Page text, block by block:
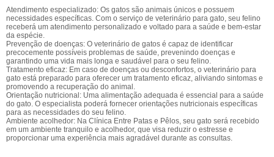
Atendimento especializado: Os gatos são animais únicos e possuem
necessidades específicas. Com o serviço de veterinário para gato, seu felino
receberá um atendimento personalizado e voltado para a saúde e bem-estar
da espécie.
Prevenção de doenças: O veterinário de gatos é capaz de identificar
precocemente possíveis problemas de saúde, prevenindo doenças e
garantindo uma vida mais longa e saudável para o seu felino.
Tratamento eficaz: Em caso de doenças ou desconfortos, o veterinário para
gato está preparado para oferecer um tratamento eficaz, aliviando sintomas e
promovendo a recuperação do animal.
Orientação nutricional: Uma alimentação adequada é essencial para a saúde
do gato. O especialista poderá fornecer orientações nutricionais específicas
para as necessidades do seu felino.
Ambiente acolhedor: Na Clínica Entre Patas e Pêlos, seu gato será recebido
em um ambiente tranquilo e acolhedor, que visa reduzir o estresse e
proporcionar uma experiência mais agradável durante as consultas.